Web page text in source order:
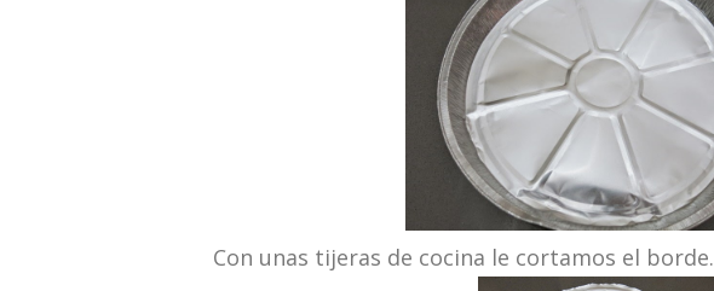
Con unas tijeras de cocina le cortamos el borde.